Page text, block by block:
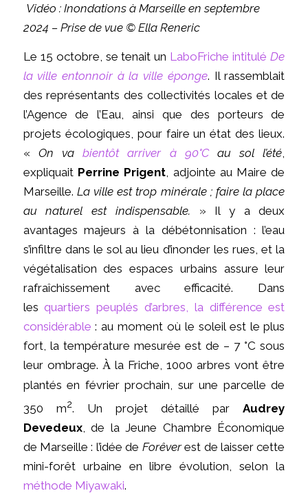
Vidéo : Inondations à Marseille en septembre
2024 – Prise de vue © Ella Reneric
Le 15 octobre, se tenait un LaboFriche intituléDe
la ville entonnoir à la ville éponge. Il rassemblait
des représentants des collectivités locales et de
l’Agence de l’Eau, ainsi que des porteurs de
projets écologiques, pour faire un état des lieux.
« On vabientôt arriver à 90°Cau sol l’été,
expliquait Perrine Prigent, adjointe au Maire de
Marseille. La ville est trop minérale ; faire la place
au naturel est indispensable. » Il y a deux
avantages majeurs à la débétonnisation : l’eau
s’infiltre dans le sol au lieu d’inonder les rues, et la
végétalisation des espaces urbains assure leur
rafraîchissement avec efficacité. Dans
lesquartiers peuplés d’arbres, la différence est
considérable : au moment où le soleil est le plus
fort, la température mesurée est de – 7 °C sous
leur ombrage. Àla Friche, 1000 arbres vont être
plantés en février prochain, sur une parcelle de
350 m2. Un projet détaillé parAudrey
Devedeux, de la Jeune Chambre Économique
de Marseille : l’idée de Forêverest de laisser cette
mini-forêt urbaine en libre évolution, selon la
méthode Miyawaki.